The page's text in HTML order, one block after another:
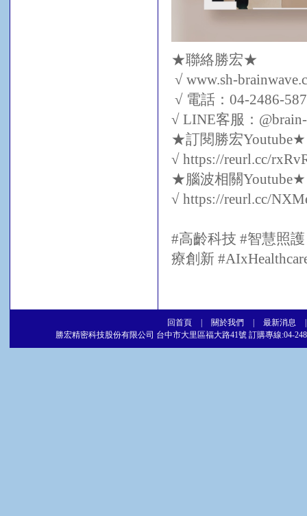
★聯絡勝宏★
√ www.sh-
√ 電話：04-2486-
√ LINE客服：
★訂閱勝宏
√ https://reurl.cc/
★腦波相關
√ https://reurl.cc/
#高齡科技 #智慧照
療創新
回首頁 關於我們 最新消息
勝宏精密科技股份有限公司 台中市大里區福大路41號 訂購專線:04-